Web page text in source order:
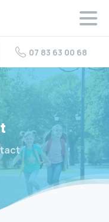
07 83 63 00 68